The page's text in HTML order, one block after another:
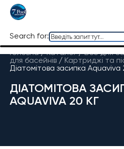
Search for:
Головна / Каталог/Все для
для басейнів / Картриджі та
Діатомітова засипка Aquaviva
ДІАТОМІТОВА
AQUAVIVA 20 КГ